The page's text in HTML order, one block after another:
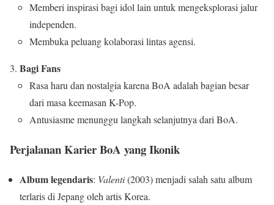
Memberi inspirasi bagi idol lain untuk mengeksplorasi jalur
independen.
Membuka peluang kolaborasi lintas agensi.
Bagi Fans
Rasa haru dan nostalgia karena BoA adalah bagian besar
dari masa keemasan K-Pop.
Antusiasme menunggu langkah selanjutnya dari BoA.
Perjalanan Karier BoA yang Ikonik
Album legendaris: Valenti(2003) menjadi salah satu album
terlaris di Jepang oleh artis Korea.